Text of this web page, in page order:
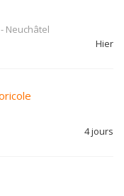
- Neuchâtel
Hier
4 jours